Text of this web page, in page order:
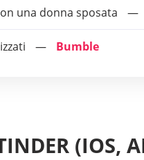
una donna sposata
Bumble
(IOS,